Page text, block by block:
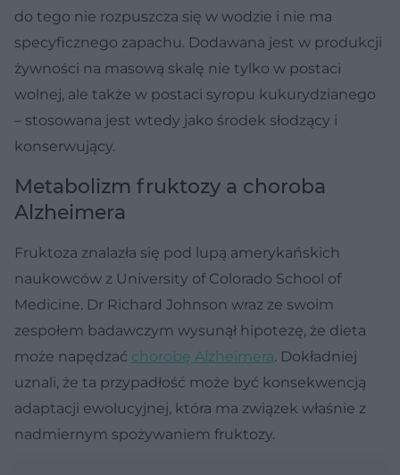
do tego nie rozpuszcza się w wodzie i nie ma
specyficznego zapachu. Dodawana jest w produkcji
żywności na masową skalę nie tylko w postaci
wolnej, ale także w postaci syropu kukurydzianego
– stosowana jest wtedy jako środek słodzący i
konserwujący.
Metabolizm fruktozy a choroba
Alzheimera
Fruktoza znalazła się pod lupą amerykańskich
naukowców z University of Colorado School of
Medicine. Dr Richard Johnson wraz ze swoim
zespołem badawczym wysunął hipotezę, że dieta
może napędzać chorobę Alzheimera. Dokładniej
uznali, że ta przypadłość może być konsekwencją
adaptacji ewolucyjnej, która ma związek właśnie z
nadmiernym spożywaniem fruktozy.